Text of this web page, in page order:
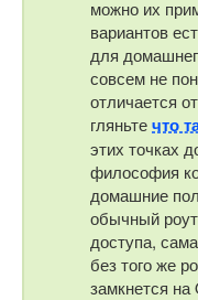
можно их
вариантов
для
совсем не
отличается
гляньтечто
этих точках
философия
домашние
обычный
доступа,
без того же
замкнется на